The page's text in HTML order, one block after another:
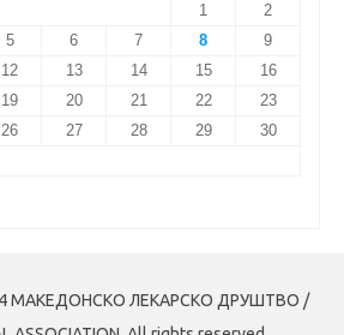
1
2
5 6 7 8
9
12 13 14 15
16
19 20 21 22
23
26 27 28 29
30
МАКЕДОНСКО ЛЕКАРСКО ДРУШТВО /